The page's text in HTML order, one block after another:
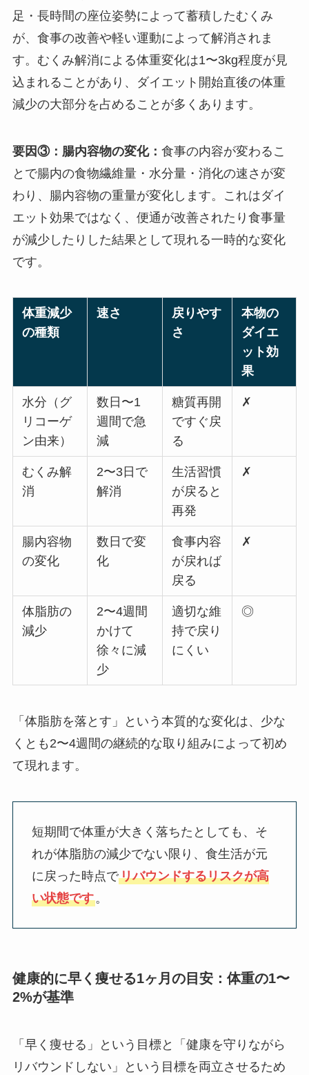
足・長時間の座位姿勢によって蓄積したむくみ
が、食事の改善や軽い運動によって解消されま
す。むくみ解消による体重変化は1〜3kg程度が見
込まれることがあり、ダイエット開始直後の体重
減少の大部分を占めることが多くあります。
要因③：腸内容物の変化： 食事の内容が変わるこ
とで腸内の食物繊維量・水分量・消化の速さが変
わり、腸内容物の重量が変化します。これはダイ
エット効果ではなく、便通が改善されたり食事量
が減少したりした結果として現れる一時的な変化
です。
体重減少
の種類
速さ
戻りやす
さ
本物の
ダイエ
ット効
果
水分（グ
リコーゲ
ン由来）
数日〜1
週間で急
減
糖質再開
ですぐ戻
る
✗
むくみ解
消
2〜3日で
解消
生活習慣
が戻ると
再発
✗
腸内容物
の変化
数日で変
化
食事内容
が戻れば
戻る
✗
体脂肪の
減少
2〜4週間
かけて
徐々に減
少
適切な維
持で戻り
にくい
◎
「体脂肪を落とす」という本質的な変化は、 少な
くとも 2〜4週間の継続的な取り組みによって初め
て現れます。
短期間で体重が大きく落ちたとしても、そ
れが体脂肪の減少でない限り、食生活が元
に戻った時点でリバウンドするリスクが高
い状態です。
健康的に早く痩せる1ヶ月の目安：体重の1〜
2%が基準
「早く痩せる」という目標と「健康を守りながら
リバウンドしない」という目標を両立させるため